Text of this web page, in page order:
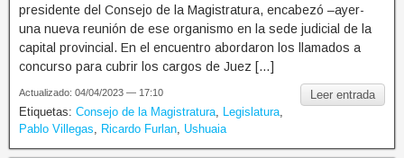
presidente del Consejo de la Magistratura, encabezó –ayer-
una nueva reunión de ese organismo en la sede judicial de la
capital provincial. En el encuentro abordaron los llamados a
concurso para cubrir los cargos de Juez […]
Leer entrada
Actualizado: 04/04/2023 — 17:10
Etiquetas: Consejo de la Magistratura Legislatura
Pablo Villegas
Ricardo Furlan Ushuaia